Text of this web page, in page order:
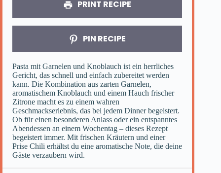
PRINT RECIPE
PIN RECIPE
Pasta mit Garnelen und Knoblauch ist ein herrliches
Gericht, das schnell und einfach zubereitet werden
kann. Die Kombination aus zarten Garnelen,
aromatischem Knoblauch und einem Hauch frischer
Zitrone macht es zu einem wahren
Geschmackserlebnis, das bei jedem Dinner begeistert.
Ob für einen besonderen Anlass oder ein entspanntes
Abendessen an einem Wochentag – dieses Rezept
begeistert immer. Mit frischen Kräutern und einer
Prise Chili erhältst du eine aromatische Note, die deine
Gäste verzaubern wird.